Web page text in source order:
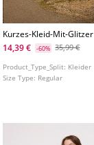
Kurzes-Kleid-Mit-Glitzer
14,39 €
-60% 35,99 €
Product_Type_Split: Kleider
Size Type: Regular